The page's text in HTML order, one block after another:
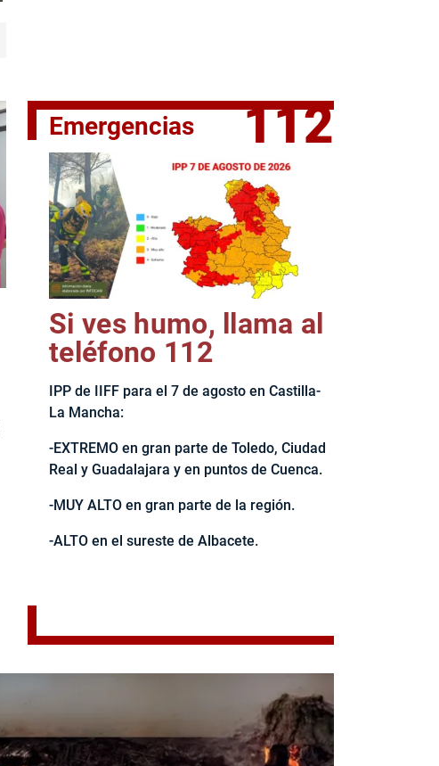
El jefe del Ejecutivo castellanomanchego, Emiliano García-
Emergencias 112
Si ves humo, llama al
teléfono 112
IPP de IIFF para el 7 de agosto en Castilla-
La Mancha:
-EXTREMO en gran parte de Toledo, Ciudad
Real y Guadalajara y en puntos de Cuenca.
-MUY ALTO en gran parte de la región.
-ALTO en el sureste de Albacete.